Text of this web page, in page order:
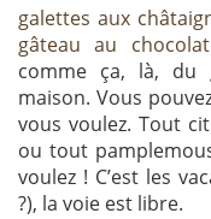
galettes aux
gâteau au chocolat
comme ça, là, du
maison. Vous
vous voulez. Tout
ou tout
voulez ! C’est les
?), la voie est libre.